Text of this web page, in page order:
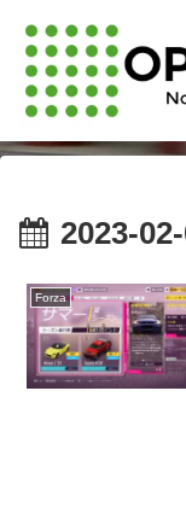
2023-
Forza